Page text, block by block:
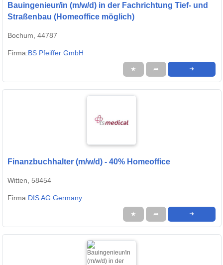
Bauingenieur/in (m/w/d) in der Fachrichtung Tief- und
Straßenbau (Homeoffice möglich)
Bochum, 44787
Firma:BS Pfeiffer GmbH
★ ➦ ➜
Finanzbuchhalter (m/w/d) - 40% Homeoffice
Witten, 58454
Firma:DIS AG Germany
★ ➦ ➜